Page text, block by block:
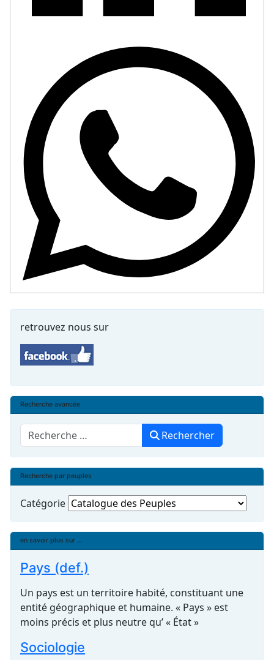
retrouvez nous sur
Recherche avancée
Rechercher Rechercher
Recherche par peuples
Catégorie
en savoir plus sur ...
Pays (def.)
Un pays est un territoire habité, constituant une
entité géographique et humaine. « Pays » est
moins précis et plus neutre qu’ « État »
Sociologie